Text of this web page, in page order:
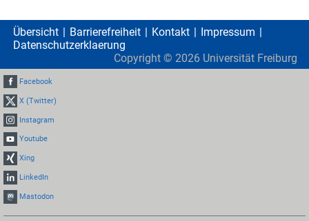
Übersicht Barrierefreiheit Kontakt
Impressum
Datenschutzerklaerung
Copyright © 2026 Universität Freiburg
Facebook
X (Twitter)
Instagram
Youtube
Xing
LinkedIn
Mastodon